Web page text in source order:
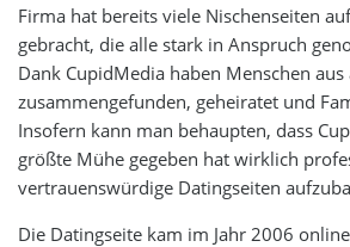
2 Sterne
1 Stern
Firma hat bereits viele Nischenseiten
gebracht, die alle stark in Anspruch
Dank CupidMedia haben Menschen
zusammengefunden, geheiratet und
Insofern kann man behaupten, dass
größte Mühe gegeben hat wirklich
vertrauenswürdige Datingseiten
Die Datingseite kam im Jahr 2006